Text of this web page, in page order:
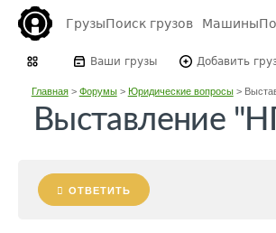
ГрузыПоиск грузов Машины
Ваши грузы Добавить
Главная> Форумы> Юридические вопросы>
Выставление
ОТВЕТИТЬ